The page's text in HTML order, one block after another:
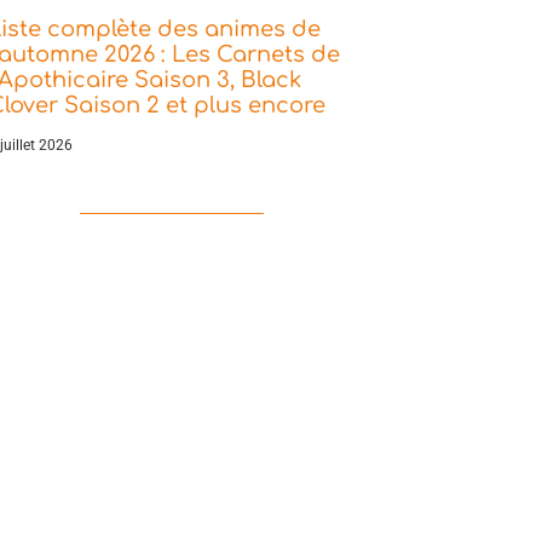
complète des animes de
2026 : Les Carnets de
Saison 3, Black
Saison 2 et plus encore
2026